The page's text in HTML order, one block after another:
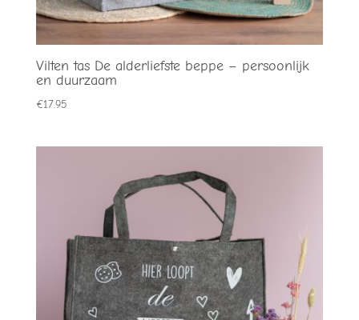
Vilten tas De alderliefste beppe – persoonlijk
en duurzaam
€17.95